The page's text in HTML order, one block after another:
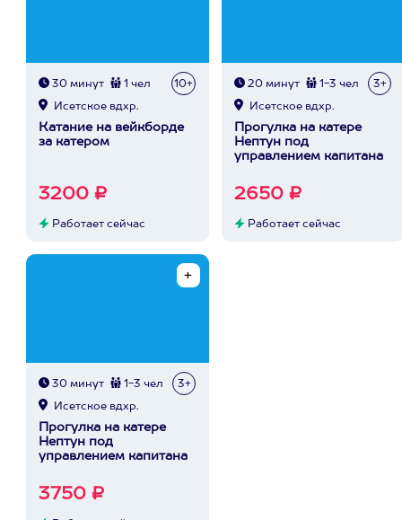
30 минут 1 чел 10+
Исетское вдхр.
Катание на вейкборде
за катером
3200 ₽
Работает сейчас
20 минут 1-3 чел 3+
Исетское вдхр.
Прогулка на катере
Нептун под
управлением капитана
2650 ₽
Работает сейчас
30 минут 1-3 чел 3+
Исетское вдхр.
Прогулка на катере
Нептун под
управлением капитана
3750 ₽